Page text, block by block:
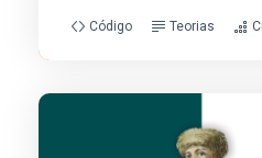
Código Teorias